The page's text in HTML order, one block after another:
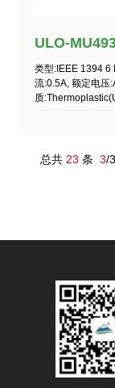
ULO-
类型:IEEE 1394 6
流:0.5A, 额定电压
质
总共 23 条 3/